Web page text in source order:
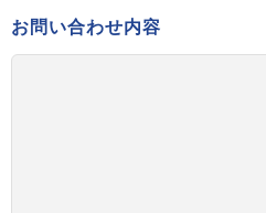
お問い合わせ内容